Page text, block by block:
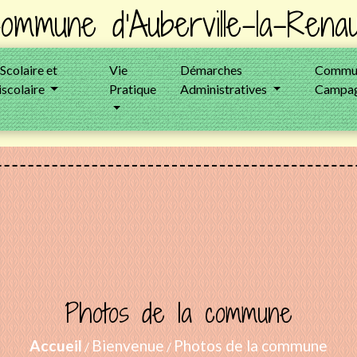
d'Auberville-la-
et
Vie
Pratique
Démarches
Administratives
Photos de la commune
Accueil /Bienvenue /Photos de la commune